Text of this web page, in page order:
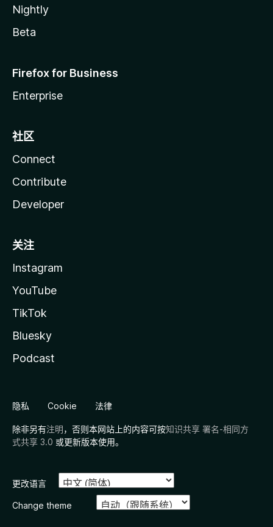
Nightly
Beta
Firefox for Business
Enterprise
社区
Connect
Contribute
Developer
关注
Instagram
YouTube
TikTok
Bluesky
Podcast
隐私 Cookie 法律
除非另有注明，否则本网站上的内容可按知识共享 署名-相同方
式共享 3.0 或更新版本使用。
更改语言
Change theme